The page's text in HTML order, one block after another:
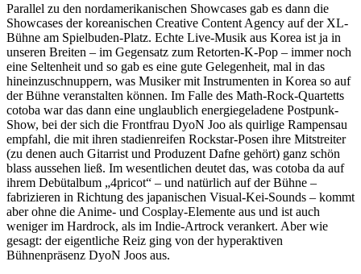
Parallel zu den nordamerikanischen Showcases gab es dann die
Showcases der koreanischen Creative Content Agency auf der XL-
Bühne am Spielbuden-Platz. Echte Live-Musik aus Korea ist ja in
unseren Breiten – im Gegensatz zum Retorten-K-Pop – immer noch
eine Seltenheit und so gab es eine gute Gelegenheit, mal in das
hineinzuschnuppern, was Musiker mit Instrumenten in Korea so auf
der Bühne veranstalten können. Im Falle des Math-Rock-Quartetts
cotoba war das dann eine unglaublich energiegeladene Postpunk-
Show, bei der sich die Frontfrau DyoN Joo als quirlige Rampensau
empfahl, die mit ihren stadienreifen Rockstar-Posen ihre Mitstreiter
(zu denen auch Gitarrist und Produzent Dafne gehört) ganz schön
blass aussehen ließ. Im wesentlichen deutet das, was cotoba da auf
ihrem Debütalbum „4pricot“ – und natürlich auf der Bühne –
fabrizieren in Richtung des japanischen Visual-Kei-Sounds – kommt
aber ohne die Anime- und Cosplay-Elemente aus und ist auch
weniger im Hardrock, als im Indie-Artrock verankert. Aber wie
gesagt: der eigentliche Reiz ging von der hyperaktiven
Bühnenpräsenz DyoN Joos aus.